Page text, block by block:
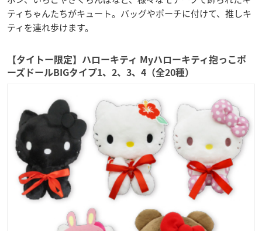
ティちゃんたちがキュート。バッグやポーチに付けて、推しキ
ティを連れ歩けます。
【タイトー限定】ハローキティ Myハローキティ抱っこポ
ーズドールBIGタイプ1、2、3、4（全20種）